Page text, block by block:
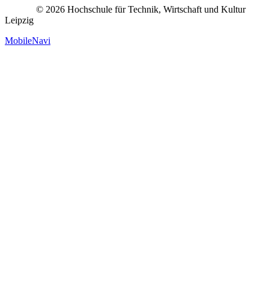
© 2026 Hochschule für Technik, Wirtschaft und Kultur
Leipzig
MobileNavi